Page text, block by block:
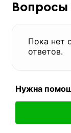
Вопросы
Пока нет
ответов.
Нужна